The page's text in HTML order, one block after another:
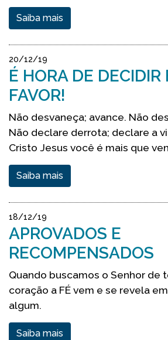
Saiba mais
20/12/19
É HORA DE DECIDIR
FAVOR!
Não desvaneça; avance. Não
Não declare derrota; declare a
Cristo Jesus você é mais que
Saiba mais
18/12/19
APROVADOS E
RECOMPENSADOS
Quando buscamos o Senhor de
coração a FÉ vem e se revela
algum.
Saiba mais